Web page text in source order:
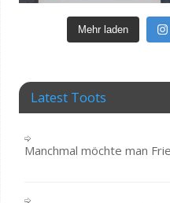
Mehr laden
Latest Toots
Manchmal möchte man